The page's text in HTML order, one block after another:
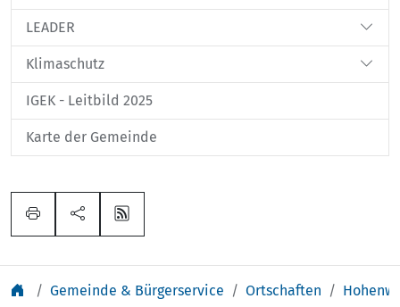
LEADER
Klimaschutz
IGEK - Leitbild 2025
Karte der Gemeinde
Gemeinde & Bürgerservice Ortschaften